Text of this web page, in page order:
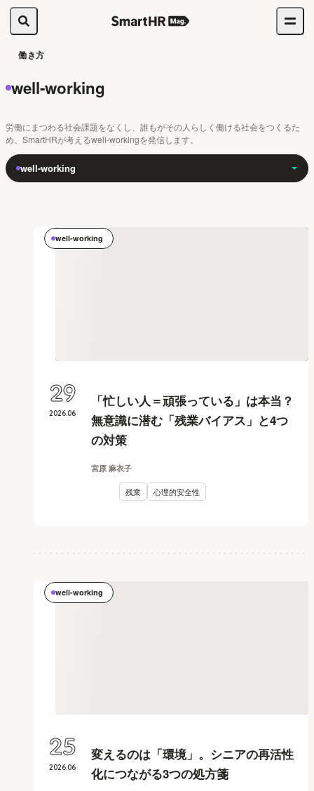
働き方
well-working
労働にまつわる社会課題をなくし、誰もがその人らしく働ける社会をつくるた
め、SmartHRが考えるwell-workingを発信します。
well-working
well-working
「忙しい人＝頑張っている」は本当？
無意識に潜む「残業バイアス」と4つ
の対策
宮原 麻衣子
残業 心理的安全性
2026.06
29
well-working
変えるのは「環境」。シニアの再活性
化につながる3つの処方箋
2026.06
25